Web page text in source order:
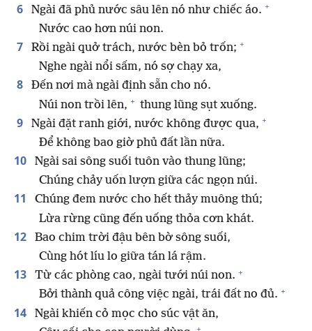
6 Ngài đã phủ nước sâu lên nó như chiếc áo. +
Nước cao hơn núi non.
7 Rồi ngài quở trách, nước bèn bỏ trốn; +
Nghe ngài nổi sấm, nó sợ chạy xa,
8
Đến nơi mà ngài định sẵn cho nó.
Núi non trồi lên, + thung lũng sụt xuống.
9 Ngài đặt ranh giới, nước không được qua, +
Để không bao giờ phủ đất lần nữa.
10
Ngài sai sông suối tuôn vào thung lũng;
Chúng chảy uốn lượn giữa các ngọn núi.
11
Chúng đem nước cho hết thảy muông thú;
Lừa rừng cũng đến uống thỏa cơn khát.
12
Bao chim trời đậu bên bờ sông suối,
Cùng hót líu lo giữa tán lá rậm.
13 Từ các phòng cao, ngài tưới núi non. +
Bởi thành quả công việc ngài, trái đất no đủ. +
14
Ngài khiến cỏ mọc cho súc vật ăn,
+